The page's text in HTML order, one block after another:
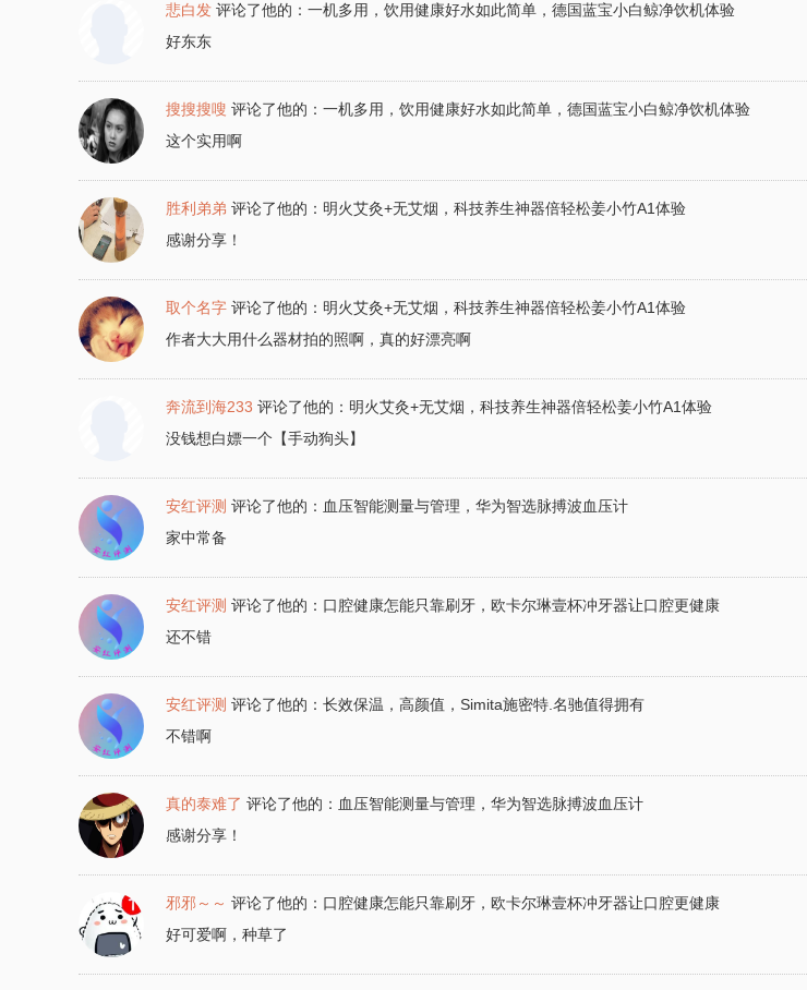
悲白发 评论了他的： 一机多用，饮用健康好水如此简单，德国蓝宝小白鲸净饮机体验
好东东
搜搜搜嗖 评论了他的： 一机多用，饮用健康好水如此简单，德国蓝宝小白鲸净饮机体验
这个实用啊
胜利弟弟 评论了他的： 明火艾灸+无艾烟，科技养生神器倍轻松姜小竹A1体验
感谢分享！
取个名字 评论了他的： 明火艾灸+无艾烟，科技养生神器倍轻松姜小竹A1体验
作者大大用什么器材拍的照啊，真的好漂亮啊
奔流到海233 评论了他的： 明火艾灸+无艾烟，科技养生神器倍轻松姜小竹A1体验
没钱想白嫖一个【手动狗头】
安红评测 评论了他的： 血压智能测量与管理，华为智选脉搏波血压计
家中常备
安红评测 评论了他的： 口腔健康怎能只靠刷牙，欧卡尔琳壹杯冲牙器让口腔更健康
还不错
安红评测 评论了他的： 长效保温，高颜值，Simita施密特.名驰值得拥有
不错啊
真的泰难了 评论了他的： 血压智能测量与管理，华为智选脉搏波血压计
感谢分享！
邪邪～～ 评论了他的： 口腔健康怎能只靠刷牙，欧卡尔琳壹杯冲牙器让口腔更健康
好可爱啊，种草了